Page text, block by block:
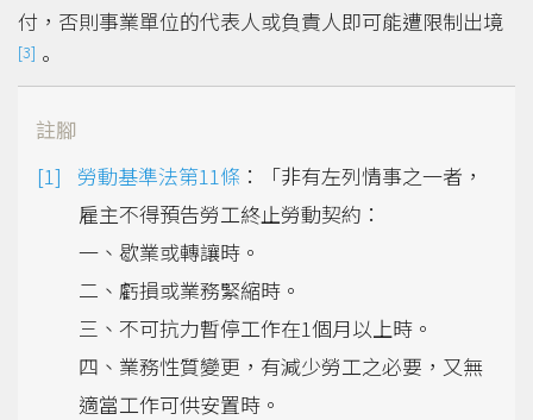
付，否則事業單位的代表人或負責人即可能遭限制出境
[3] 。
註腳
勞動基準法第11條 ：「非有左列情事之一者，
雇主不得預告勞工終止勞動契約：
一、歇業或轉讓時。
二、虧損或業務緊縮時。
三、不可抗力暫停工作在1個月以上時。
四、業務性質變更，有減少勞工之必要，又無
適當工作可供安置時。